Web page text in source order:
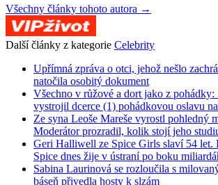
Všechny články tohoto autora →
Další články z kategorie Celebrity
Upřímná zpráva o otci, jehož nešlo
natočila osobitý dokument
Všechno v růžové a dort jako z pohádky:
vystrojil dcerce (1) pohádkovou oslavu
Ze syna Leoše Mareše vyrostl pohledný
Moderátor prozradil, kolik stojí jeho
Geri Halliwell ze Spice Girls slaví 54 let.
Spice dnes žije v ústraní po boku
Sabina Laurinová se rozloučila s
báseň přivedla hosty k slzám